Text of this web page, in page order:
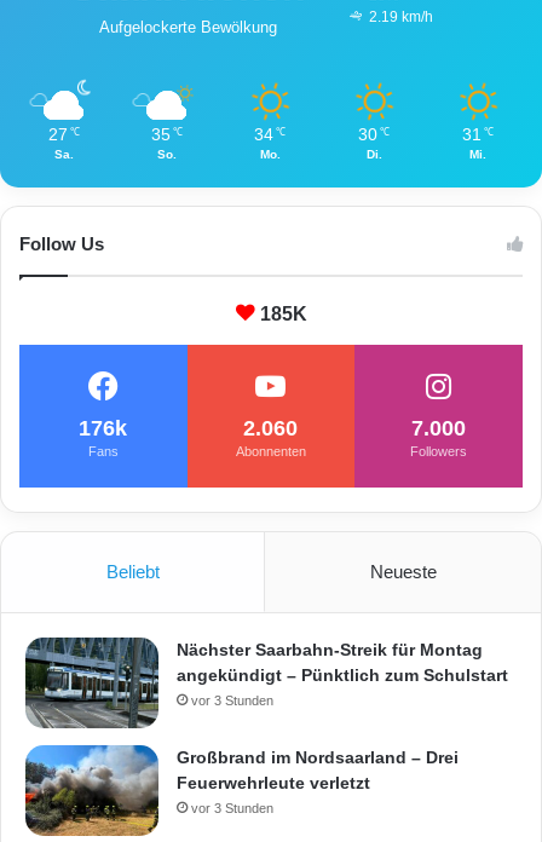
Aufgelockerte Bewölkung
2.19 km/h
27 ℃
Sa.
35 ℃
So.
34 ℃
Mo.
30 ℃
Di.
31 ℃
Mi.
Follow Us
185K
176k
Fans
2.060
Abonnenten
7.000
Followers
Beliebt Neueste
Nächster Saarbahn-Streik für Montag
angekündigt – Pünktlich zum Schulstart
vor 3 Stunden
Großbrand im Nordsaarland – Drei
Feuerwehrleute verletzt
vor 3 Stunden